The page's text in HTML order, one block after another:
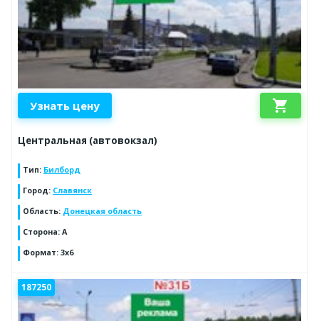
Узнать цену shopping_cart
Центральная (автовокзал)
Тип: Билборд
Город: Славянск
Область: Донецкая область
Сторона: А
Формат: 3х6
187250